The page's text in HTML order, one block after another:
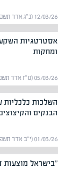
12/03/26 (כ״ג אדר תשפ״ו) | מערכת אפיק
אסטרטגיות
ומחקות
05/03/26 (ט״ז אדר תשפ״ו) | מערכת אפיק
השלכות כלכליות
הבנקים
01/03/26 (י״ב אדר תשפ״ו) | מערכת אפיק
"בישראל מוצעות